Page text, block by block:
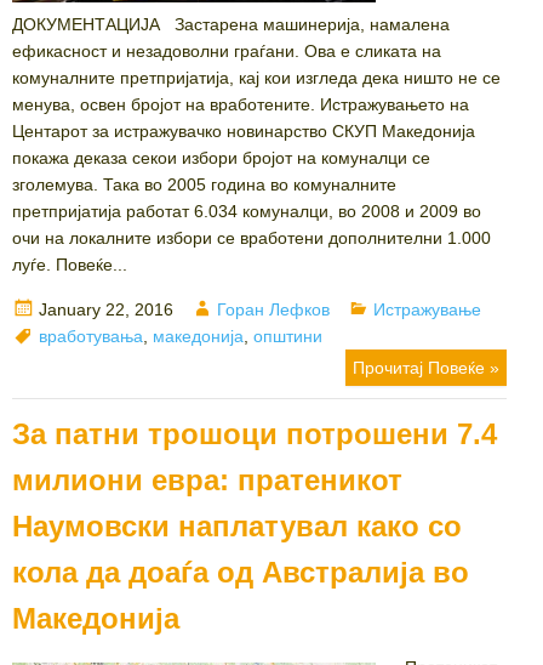
ДОКУМЕНТАЦИЈА Застарена машинерија, намалена
ефикасност и незадоволни граѓани. Ова е сликата на
комуналните претпријатија, кај кои изгледа дека ништо не се
менува, освен бројот на вработените. Истражувањето на
Центарот за истражувачко новинарство СКУП Македонија
покажа деказа секои избори бројот на комуналци се
зголемува. Така во 2005 година во комуналните
претпријатија работат 6.034 комуналци, во 2008 и 2009 во
очи на локалните избори се вработени дополнителни 1.000
луѓе. Повеќе...
Posted
on
January 22, 2016 Author
Горан Лефков Categories
Истражување
Tags
вработувања македонија општини
Прочитај Повеќе »
За патни трошоци потрошени 7.4
милиони евра: пратеникот
Наумовски наплатувал како со
кола да доаѓа од Австралија во
Македонија